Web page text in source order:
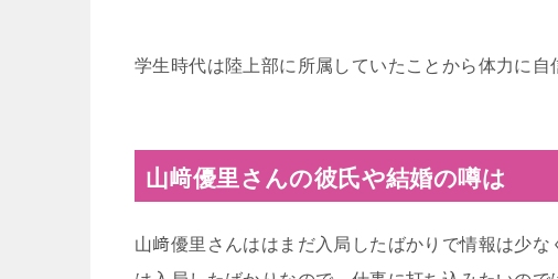
学生時代は陸上部に所属していたことから体力に自
山﨑優里さんの彼氏や結婚の噂は
山﨑優里さんははまだ入局したばかりで情報は少